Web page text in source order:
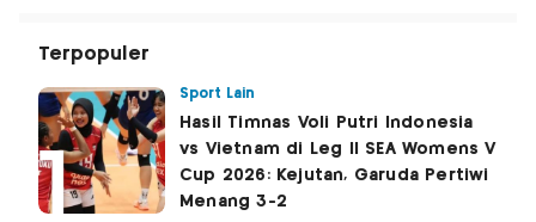
Terpopuler
Sport Lain
Hasil Timnas Voli Putri Indonesia
vs Vietnam di Leg II SEA Womens V
Cup 2026: Kejutan, Garuda Pertiwi
Menang 3-2